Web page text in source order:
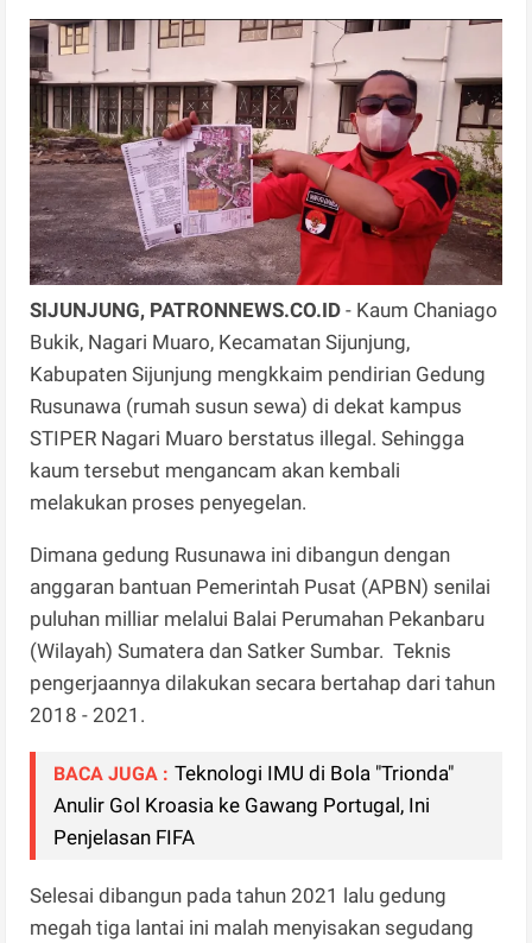
SIJUNJUNG, PATRONNEWS.CO.ID - Kaum Chaniago
Bukik, Nagari Muaro, Kecamatan Sijunjung,
Kabupaten Sijunjung mengkkaim pendirian Gedung
Rusunawa (rumah susun sewa) di dekat kampus
STIPER Nagari Muaro berstatus illegal. Sehingga
kaum tersebut mengancam akan kembali
melakukan proses penyegelan.
Dimana gedung Rusunawa ini dibangun dengan
anggaran bantuan Pemerintah Pusat (APBN) senilai
puluhan milliar melalui Balai Perumahan Pekanbaru
(Wilayah) Sumatera dan Satker Sumbar. Teknis
pengerjaannya dilakukan secara bertahap dari tahun
2018 - 2021.
BACA JUGA : Teknologi IMU di Bola "Trionda"
Anulir Gol Kroasia ke Gawang Portugal, Ini
Penjelasan FIFA
Selesai dibangun pada tahun 2021 lalu gedung
megah tiga lantai ini malah menyisakan segudang